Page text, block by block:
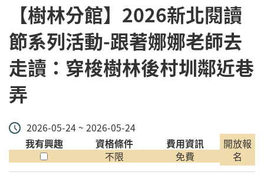
【樹林分館】2026新北閱讀
節系列活動-跟著娜娜老師去
走讀：穿梭樹林後村圳鄰近巷
弄
2026-05-24 ~ 2026-05-24
我有興趣
資格條件
不限
費用資訊
免費
開放報
名